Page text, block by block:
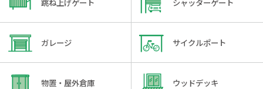
跳ね上げゲート シャッターゲート
ガレージ サイクルポート
物置・屋外倉庫 ウッドデッキ